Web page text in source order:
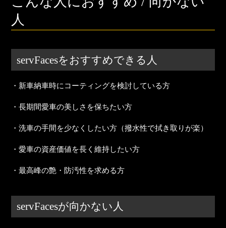
人
servFacesをおすすめできる人
・新車納車時にコーティングを検討している方
・長期間愛車の美しさを保ちたい方
・洗車の手間を少なくしたい方（撥水性で拭き取りが楽）
・愛車の資産価値を長く維持したい方
・最高峰の艶・防汚性を求める方
servFacesが向かない人